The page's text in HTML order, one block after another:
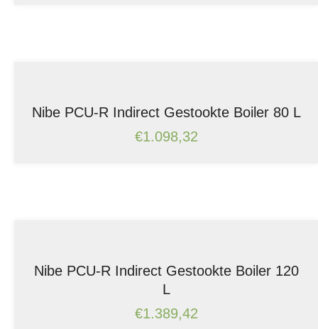
Nibe PCU-R Indirect Gestookte Boiler 80 L
€1.098,32
Nibe PCU-R Indirect Gestookte Boiler 120
L
€1.389,42